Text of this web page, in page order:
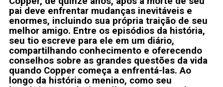
pai deve enfrentar mudanças inevitáveis e
enormes, incluindo sua própria traição de seu
melhor amigo. Entre os episódios da história,
seu tio escreve para ele em um diário,
compartilhando conhecimento e oferecendo
conselhos sobre as grandes questões da vida
quando Copper começa a enfrentá-las. Ao
longo da história o menino, como seu